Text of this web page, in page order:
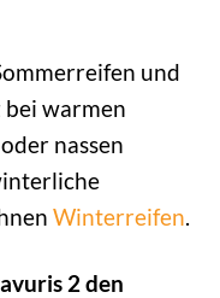
und
bei warmen
nassen
Winterreifen.
2 den